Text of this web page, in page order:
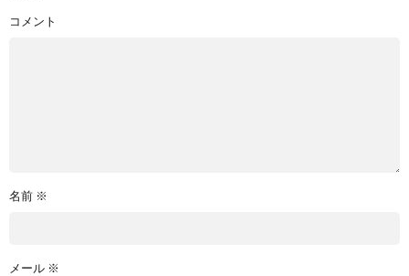
コメント
名前 ※
メール ※